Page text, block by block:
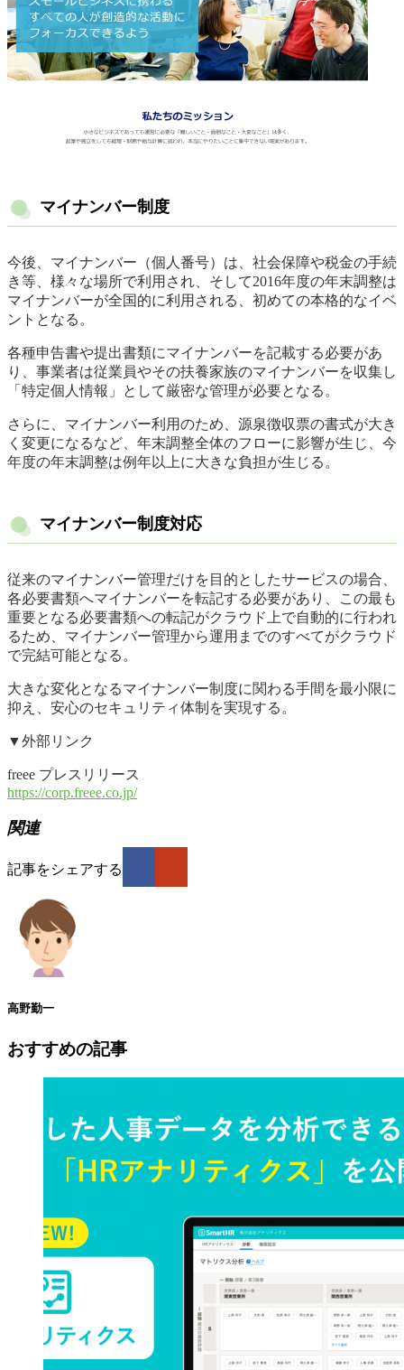
マイナンバー制度
今後、マイナンバー（個人番号）は、社会保障や税金の手続
き等、様々な場所で利用され、そして2016年度の年末調整は
マイナンバーが全国的に利用される、初めての本格的なイベ
ントとなる。
各種申告書や提出書類にマイナンバーを記載する必要があ
り、事業者は従業員やその扶養家族のマイナンバーを収集し
「特定個人情報」として厳密な管理が必要となる。
さらに、マイナンバー利用のため、源泉徴収票の書式が大き
く変更になるなど、年末調整全体のフローに影響が生じ、今
年度の年末調整は例年以上に大きな負担が生じる。
マイナンバー制度対応
従来のマイナンバー管理だけを目的としたサービスの場合、
各必要書類へマイナンバーを転記する必要があり、この最も
重要となる必要書類への転記がクラウド上で自動的に行われ
るため、マイナンバー管理から運用までのすべてがクラウド
で完結可能となる。
大きな変化となるマイナンバー制度に関わる手間を最小限に
抑え、安心のセキュリティ体制を実現する。
▼外部リンク
freee プレスリリース
https://corp.freee.co.jp/
関連
記事をシェアする
高野勤一
おすすめの記事